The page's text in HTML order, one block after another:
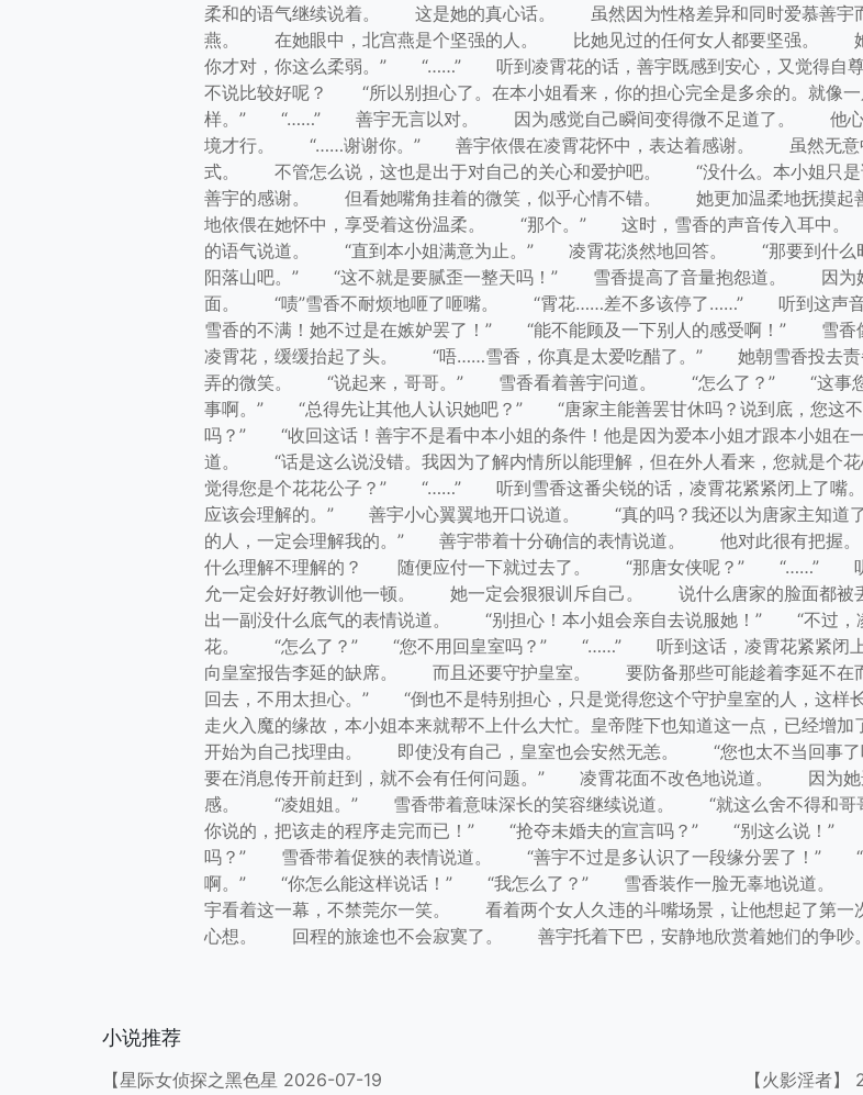
柔和的语气继续说着。 这是她的真心话。 虽然因为性格差异和同时爱慕善宇而
燕。 在她眼中，北宫燕是个坚强的人。 比她见过的任何女人都要坚强。
你才对，你这么柔弱。” “……” 听到凌霄花的话，善宇既感到安心，又觉得
不说比较好呢？ “所以别担心了。在本小姐看来，你的担心完全是多余的。就像一
样。” “……” 善宇无言以对。 因为感觉自己瞬间变得微不足道了。 他心
境才行。 “……谢谢你。” 善宇依偎在凌霄花怀中，表达着感谢。 虽然无意中
式。 不管怎么说，这也是出于对自己的关心和爱护吧。 “没什么。本小姐只
善宇的感谢。 但看她嘴角挂着的微笑，似乎心情不错。 她更加温柔地抚摸起
地依偎在她怀中，享受着这份温柔。 “那个。” 这时，雪香的声音传入耳中
的语气说道。 “直到本小姐满意为止。” 凌霄花淡然地回答。 “那要到什么
阳落山吧。” “这不就是要腻歪一整天吗！” 雪香提高了音量抱怨道。 因为她
面。 “啧”雪香不耐烦地咂了咂嘴。 “霄花……差不多该停了……” 听到这声音
雪香的不满！她不过是在嫉妒罢了！” “能不能顾及一下别人的感受啊！” 雪
凌霄花，缓缓抬起了头。 “唔……雪香，你真是太爱吃醋了。” 她朝雪香投去
弄的微笑。 “说起来，哥哥。” 雪香看着善宇问道。 “怎么了？” “这事
事啊。” “总得先让其他人认识她吧？” “唐家主能善罢甘休吗？说到底，您这不
吗？” “收回这话！善宇不是看中本小姐的条件！他是因为爱本小姐才跟本小姐
道。 “话是这么说没错。我因为了解内情所以能理解，但在外人看来，您就是个
觉得您是个花花公子？” “……” 听到雪香这番尖锐的话，凌霄花紧紧闭上了
应该会理解的。” 善宇小心翼翼地开口说道。 “真的吗？我还以为唐家主知道
的人，一定会理解我的。” 善宇带着十分确信的表情说道。 他对此很有把握
什么理解不理解的？ 随便应付一下就过去了。 “那唐女侠呢？” “……” 听
允一定会好好教训他一顿。 她一定会狠狠训斥自己。 说什么唐家的脸面
出一副没什么底气的表情说道。 “别担心！本小姐会亲自去说服她！” “不过
花。 “怎么了？” “您不用回皇室吗？” “……” 听到这话，凌霄花紧紧闭
向皇室报告李延的缺席。 而且还要守护皇室。 要防备那些可能趁着李延不在
回去，不用太担心。” “倒也不是特别担心，只是觉得您这个守护皇室的人，这
走火入魔的缘故，本小姐本来就帮不上什么大忙。皇帝陛下也知道这一点，已
开始为自己找理由。 即使没有自己，皇室也会安然无恙。 “您也太不当回事
要在消息传开前赶到，就不会有任何问题。” 凌霄花面不改色地说道。 因为她
感。 “凌姐姐。” 雪香带着意味深长的笑容继续说道。 “就这么舍不得和哥
你说的，把该走的程序走完而已！” “抢夺未婚夫的宣言吗？” “别这么说！
吗？” 雪香带着促狭的表情说道。 “善宇不过是多认识了一段缘分罢了！” “
啊。” “你怎么能这样说话！” “我怎么了？” 雪香装作一脸无辜地说道。
宇看着这一幕，不禁莞尔一笑。 看着两个女人久违的斗嘴场景，让他想起了第
心想。 回程的旅途也不会寂寞了。 善宇托着下巴，安静地欣赏着她们的争吵。
小说推荐
【星际女侦探之黑色星 2026-07-19 【火影淫者】